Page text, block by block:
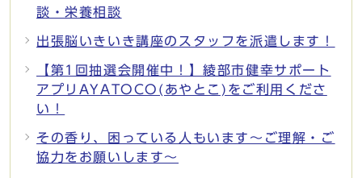
談・栄養相談
出張脳いきいき講座のスタッフを派遣します！
【第1回抽選会開催中！】綾部市健幸サポート
アプリAYATOCO(あやとこ)をご利用くださ
い！
その香り、困っている人もいます～ご理解・ご
協力をお願いします～